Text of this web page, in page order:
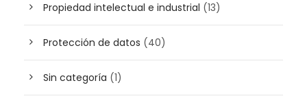
Propiedad intelectual e industrial (13)
Protección de datos (40)
Sin categoría (1)